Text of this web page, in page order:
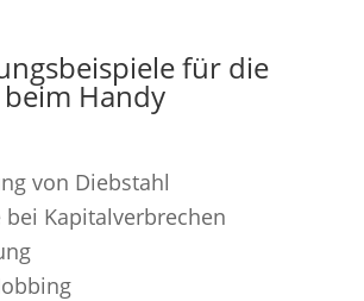
für die
Handy
von Diebstahl
bei Kapitalverbrechen